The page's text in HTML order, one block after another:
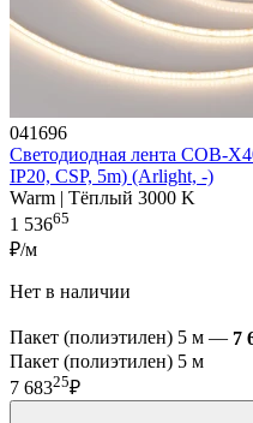
041696
Светодиодная лента COB-
IP20, CSP, 5m) (Arlight, -)
Warm | Тёплый 3000 K
1 53665
₽/м
Нет в наличии
Пакет (полиэтилен) 5 м — 7
Пакет (полиэтилен) 5 м
7 68325₽